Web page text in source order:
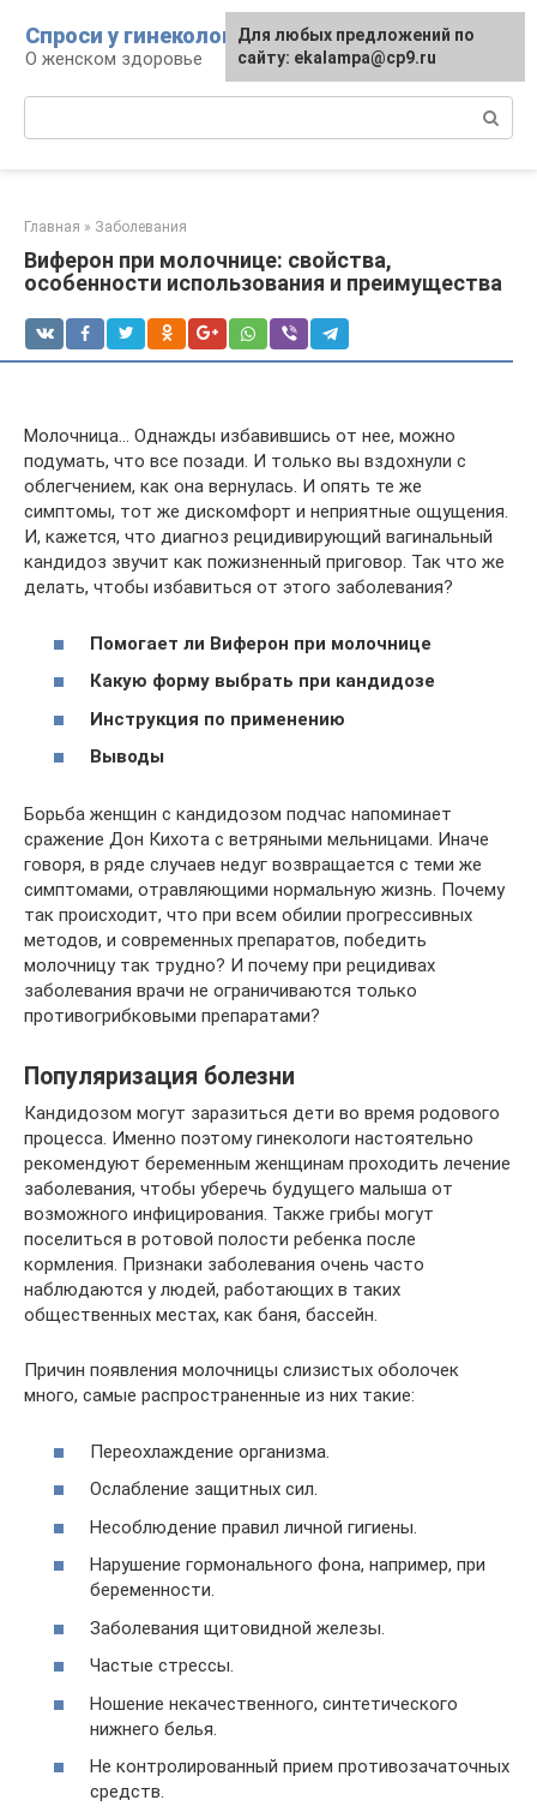
контенту
Спроси у гинеколога
О женском здоровье
Главная » Заболевания
Виферон при молочнице: свойства,
особенности использования и преимущества
Молочница… Однажды избавившись от нее, можно
подумать, что все позади. И только вы вздохнули с
облегчением, как она вернулась. И опять те же
симптомы, тот же дискомфорт и неприятные ощущения.
И, кажется, что диагноз рецидивирующий вагинальный
кандидоз звучит как пожизненный приговор. Так что же
делать, чтобы избавиться от этого заболевания?
Помогает ли Виферон при молочнице
Какую форму выбрать при кандидозе
Инструкция по применению
Выводы
Борьба женщин с кандидозом подчас напоминает
сражение Дон Кихота с ветряными мельницами. Иначе
говоря, в ряде случаев недуг возвращается с теми же
симптомами, отравляющими нормальную жизнь. Почему
так происходит, что при всем обилии прогрессивных
методов, и современных препаратов, победить
молочницу так трудно? И почему при рецидивах
заболевания врачи не ограничиваются только
противогрибковыми препаратами?
Популяризация болезни
Кандидозом могут заразиться дети во время родового
процесса. Именно поэтому гинекологи настоятельно
рекомендуют беременным женщинам проходить лечение
заболевания, чтобы уберечь будущего малыша от
возможного инфицирования. Также грибы могут
поселиться в ротовой полости ребенка после
кормления. Признаки заболевания очень часто
наблюдаются у людей, работающих в таких
общественных местах, как баня, бассейн.
Причин появления молочницы слизистых оболочек
много, самые распространенные из них такие:
Переохлаждение организма.
Ослабление защитных сил.
Несоблюдение правил личной гигиены.
Нарушение гормонального фона, например, при
беременности.
Заболевания щитовидной железы.
Частые стрессы.
Ношение некачественного, синтетического
нижнего белья.
Не контролированный прием противозачаточных
средств.
Для любых предложений по
сайту: ekalampa@cp9.ru